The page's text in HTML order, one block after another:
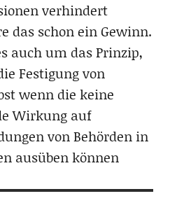
verhindert
das schon ein Gewinn.
auch um das Prinzip,
Festigung von
wenn die keine
Wirkung auf
von Behörden in
ausüben können